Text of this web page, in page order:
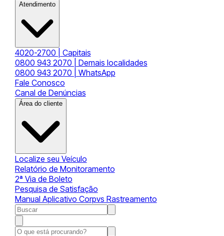
Atendimento
4020-2700 | Capitais
0800 943 2070 | Demais localidades
0800 943 2070 | WhatsApp
Fale Conosco
Canal de Denúncias
Área do cliente
Localize seu Veículo
Relatório de Monitoramento
2ª Via de Boleto
Pesquisa de Satisfação
Manual Aplicativo Corpvs Rastreamento